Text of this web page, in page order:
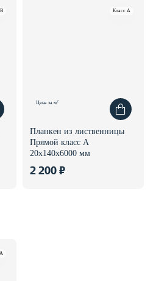
Класс A
Цена за м2
Планкен из лиственницы
Прямой класс А
20x140x6000 мм
2 200 ₽